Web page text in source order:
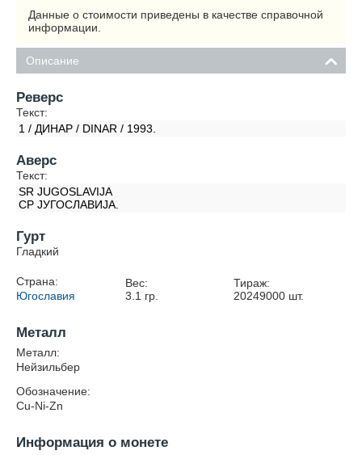
Данные о стоимости приведены в качестве справочной
информации.
Описание
Реверс
Текст:
1 / ДИНАР / DINAR / 1993.
Аверс
Текст:
SR JUGOSLAVIJA
СР JУГОСЛАВИJА.
Гурт
Гладкий
Страна:
Югославия
Вес:
3.1 гр.
Тираж:
20249000 шт.
Металл
Металл:
Нейзильбер
Обозначение:
Cu-Ni-Zn
Информация о монете